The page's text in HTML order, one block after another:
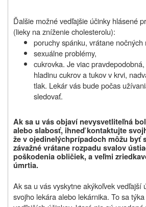
Ďalšie možné vedľajšie účinky hlásené
(lieky na zníženie cholesterolu):
poruchy spánku, vrátane nočných
sexuálne problémy,
cukrovka. Je viac
hladinu cukrov a tukov v krvi,
tlak. Lekár vás bude počas
sledovať.
Ak sa u vás objaví nevysvetliteľná
alebo slabosť, ihneď kontaktujte
že v ojedinelýchprípadoch môžu byť
závažné vrátane rozpadu svalov
poškodenia obličiek, a veľmi
úmrtia.
Ak sa u vás vyskytne akýkoľvek vedľajší
svojho lekára alebo lekárnika. To sa